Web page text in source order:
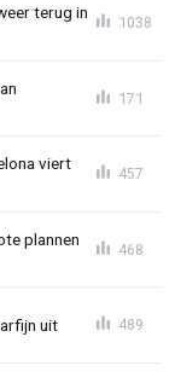
terug in
1038
171
viert
457
plannen
468
uit 489